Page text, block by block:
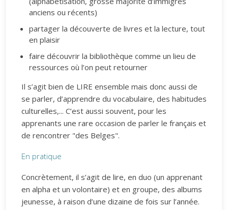
anciens ou récents)
partager la découverte de livres et la lecture, tout
en plaisir
faire découvrir la bibliothèque comme un lieu de
ressources où l’on peut retourner
Il s’agit bien de LIRE ensemble mais donc aussi de
se parler, d’apprendre du vocabulaire, des habitudes
culturelles,... C’est aussi souvent, pour les
apprenants une rare occasion de parler le français et
de rencontrer "des Belges".
En pratique
Concrètement, il s’agit de lire, en duo (un apprenant
en alpha et un volontaire) et en groupe, des albums
jeunesse, à raison d’une dizaine de fois sur l’année.